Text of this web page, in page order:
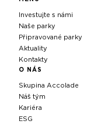
Investujte s námi
Naše parky
Připravované parky
Aktuality
Kontakty
O NÁS
Skupina Accolade
Náš tým
Kariéra
ESG